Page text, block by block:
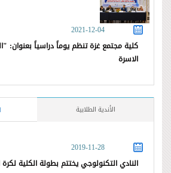
2021-12-04
كلية مجتمع غزة تنظم يوماً دراسياً بعنوان:
الاسرة
الأندية الطلابية
2019-11-28
النادي التكنولوجي يختتم بطولة الكلية لكرة